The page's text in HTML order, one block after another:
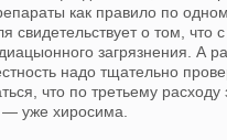
как правило по
свидетельствует о том, что
загрязнения. А
надо тщательно
что по третьему
уже хиросима.